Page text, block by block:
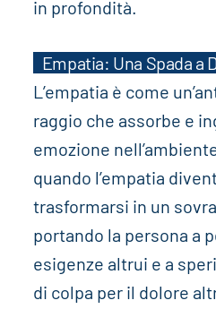
in profondità.
Empatia: Una Spada a
L’empatia è come
raggio che assorbe e
emozione
quando l’empatia
trasformarsi in un
portando la persona a
esigenze altrui e a
di colpa per il dolore